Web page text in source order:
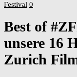
Festival 0
Best of
unsere 16
Zurich